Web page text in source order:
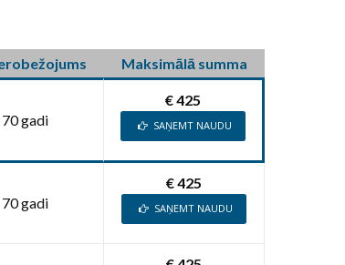
Maksimālā summa
gadi
€ 425
SAŅEMT NAUDU
gadi
€ 425
SAŅEMT NAUDU